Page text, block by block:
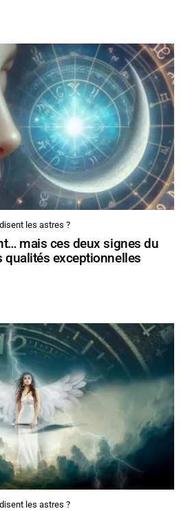
les astres ?
mais ces deux signes du
qualités exceptionnelles
les astres ?